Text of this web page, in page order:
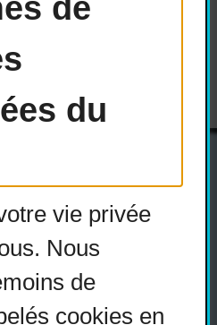
de
du
vie privée
Nous
de
cookies en
:
membre
joindre